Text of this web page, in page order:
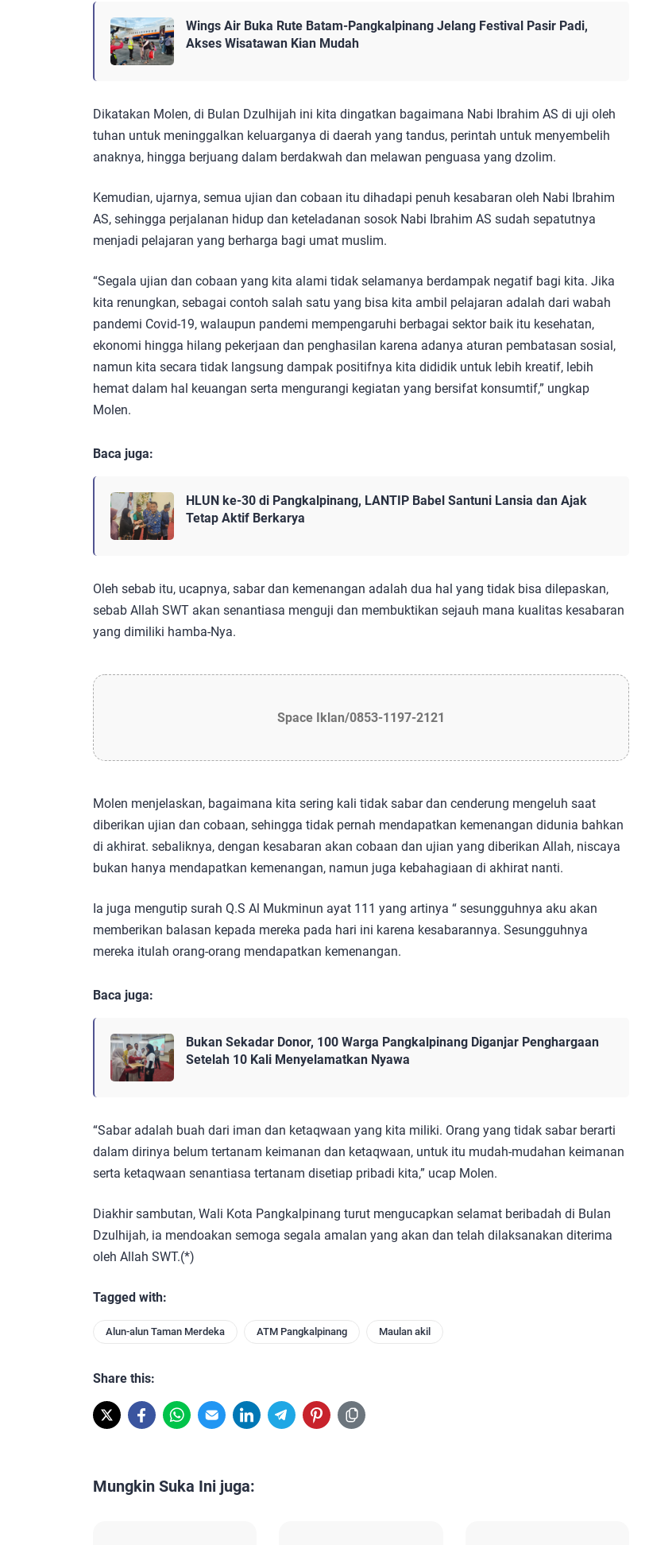
Wings Air Buka Rute Batam-Pangkalpinang Jelang Festival Pasir Padi,
Akses Wisatawan Kian Mudah
Dikatakan Molen, di Bulan Dzulhijah ini kita dingatkan bagaimana Nabi Ibrahim AS di uji oleh
tuhan untuk meninggalkan keluarganya di daerah yang tandus, perintah untuk menyembelih
anaknya, hingga berjuang dalam berdakwah dan melawan penguasa yang dzolim.
Kemudian, ujarnya, semua ujian dan cobaan itu dihadapi penuh kesabaran oleh Nabi Ibrahim
AS, sehingga perjalanan hidup dan keteladanan sosok Nabi Ibrahim AS sudah sepatutnya
menjadi pelajaran yang berharga bagi umat muslim.
“Segala ujian dan cobaan yang kita alami tidak selamanya berdampak negatif bagi kita. Jika
kita renungkan, sebagai contoh salah satu yang bisa kita ambil pelajaran adalah dari wabah
pandemi Covid-19, walaupun pandemi mempengaruhi berbagai sektor baik itu kesehatan,
ekonomi hingga hilang pekerjaan dan penghasilan karena adanya aturan pembatasan sosial,
namun kita secara tidak langsung dampak positifnya kita dididik untuk lebih kreatif, lebih
hemat dalam hal keuangan serta mengurangi kegiatan yang bersifat konsumtif,” ungkap
Molen.
Baca juga:
HLUN ke-30 di Pangkalpinang, LANTIP Babel Santuni Lansia dan Ajak
Tetap Aktif Berkarya
Oleh sebab itu, ucapnya, sabar dan kemenangan adalah dua hal yang tidak bisa dilepaskan,
sebab Allah SWT akan senantiasa menguji dan membuktikan sejauh mana kualitas kesabaran
yang dimiliki hamba-Nya.
Space Iklan/0853-1197-2121
Molen menjelaskan, bagaimana kita sering kali tidak sabar dan cenderung mengeluh saat
diberikan ujian dan cobaan, sehingga tidak pernah mendapatkan kemenangan didunia bahkan
di akhirat. sebaliknya, dengan kesabaran akan cobaan dan ujian yang diberikan Allah, niscaya
bukan hanya mendapatkan kemenangan, namun juga kebahagiaan di akhirat nanti.
Ia juga mengutip surah Q.S Al Mukminun ayat 111 yang artinya “ sesungguhnya aku akan
memberikan balasan kepada mereka pada hari ini karena kesabarannya. Sesungguhnya
mereka itulah orang-orang mendapatkan kemenangan.
Baca juga:
Bukan Sekadar Donor, 100 Warga Pangkalpinang Diganjar Penghargaan
Setelah 10 Kali Menyelamatkan Nyawa
“Sabar adalah buah dari iman dan ketaqwaan yang kita miliki. Orang yang tidak sabar berarti
dalam dirinya belum tertanam keimanan dan ketaqwaan, untuk itu mudah-mudahan keimanan
serta ketaqwaan senantiasa tertanam disetiap pribadi kita,” ucap Molen.
Diakhir sambutan, Wali Kota Pangkalpinang turut mengucapkan selamat beribadah di Bulan
Dzulhijah, ia mendoakan semoga segala amalan yang akan dan telah dilaksanakan diterima
oleh Allah SWT.(*)
Tagged with:
Alun-alun Taman Merdeka ATM Pangkalpinang Maulan akil
Share this:
Mungkin Suka Ini juga: